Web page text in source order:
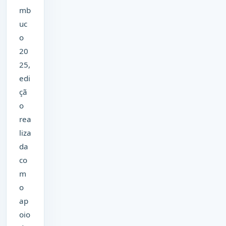
mb
uc
o
20
25,
edi
çã
o
rea
liza
da
co
m
o
ap
oio